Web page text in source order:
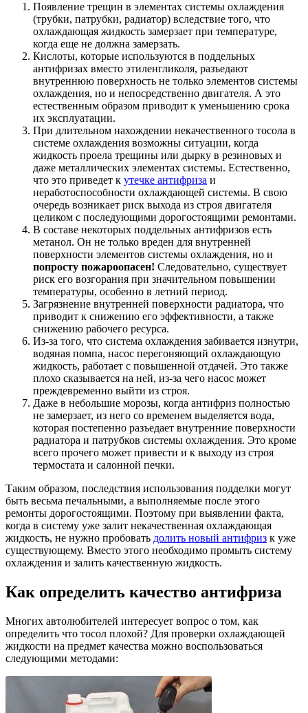
Появление трещин в элементах системы охлаждения
(трубки, патрубки, радиатор) вследствие того, что
охлаждающая жидкость замерзает при температуре,
когда еще не должна замерзать.
Кислоты, которые используются в поддельных
антифризах вместо этиленгликоля, разъедают
внутреннюю поверхность не только элементов системы
охлаждения, но и непосредственно двигателя. А это
естественным образом приводит к уменьшению срока
их эксплуатации.
При длительном нахождении некачественного тосола в
системе охлаждения возможны ситуации, когда
жидкость проела трещины или дырку в резиновых и
даже металлических элементах системы. Естественно,
что это приведет к утечке антифриза и
неработоспособности охлаждающей системы. В свою
очередь возникает риск выхода из строя двигателя
целиком с последующими дорогостоящими ремонтами.
В составе некоторых поддельных антифризов есть
метанол. Он не только вреден для внутренней
поверхности элементов системы охлаждения, но и
попросту пожароопасен! Следовательно, существует
риск его возгорания при значительном повышении
температуры, особенно в летний период.
Загрязнение внутренней поверхности радиатора, что
приводит к снижению его эффективности, а также
снижению рабочего ресурса.
Из-за того, что система охлаждения забивается изнутри,
водяная помпа, насос перегоняющий охлаждающую
жидкость, работает с повышенной отдачей. Это также
плохо сказывается на ней, из-за чего насос может
преждевременно выйти из строя.
Даже в небольшие морозы, когда антифриз полностью
не замерзает, из него со временем выделяется вода,
которая постепенно разъедает внутренние поверхности
радиатора и патрубков системы охлаждения. Это кроме
всего прочего может привести и к выходу из строя
термостата и салонной печки.
Таким образом, последствия использования подделки могут
быть весьма печальными, а выполняемые после этого
ремонты дорогостоящими. Поэтому при выявлении факта,
когда в систему уже залит некачественная охлаждающая
жидкость, не нужно пробовать долить новый антифриз к уже
существующему. Вместо этого необходимо промыть систему
охлаждения и залить качественную жидкость.
Как определить качество антифриза
Многих автолюбителей интересует вопрос о том, как
определить что тосол плохой? Для проверки охлаждающей
жидкости на предмет качества можно воспользоваться
следующими методами: